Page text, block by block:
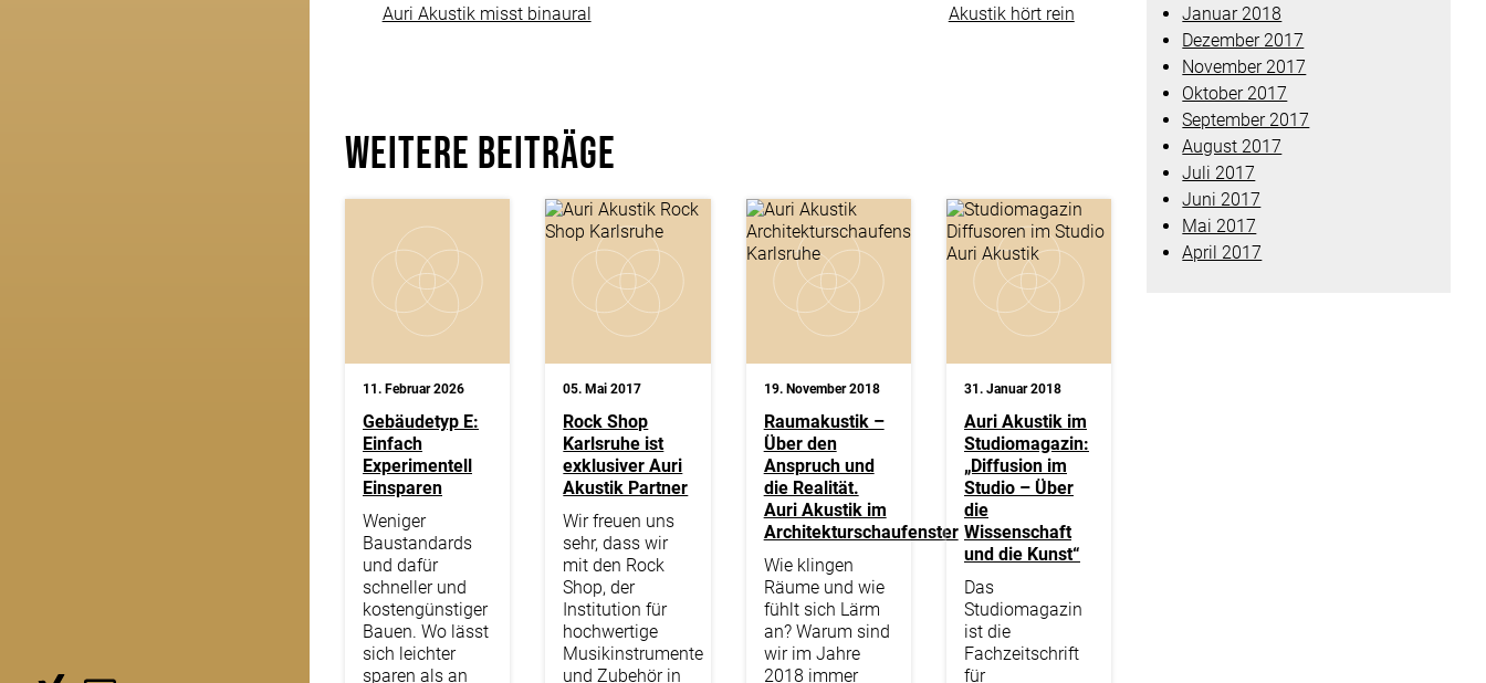
Auri Akustik misst binaural
Akustik hört rein
Weitere Beiträge
11. Februar 2026
Gebäudetyp E:
Einfach
Experimentell
Einsparen
Weniger
Baustandards
und dafür
schneller und
kostengünstiger
Bauen. Wo lässt
sich leichter
sparen als an
05. Mai 2017
Rock Shop
Karlsruhe ist
exklusiver Auri
Akustik Partner
Wir freuen uns
sehr, dass wir
mit den Rock
Shop, der
Institution für
hochwertige
Musikinstrumente
und Zubehör in
19. November 2018
Raumakustik –
Über den
Anspruch und
die Realität.
Auri Akustik im
Architekturschaufenster
Wie klingen
Räume und wie
fühlt sich Lärm
an? Warum sind
wir im Jahre
2018 immer
31. Januar 2018
Auri Akustik im
Studiomagazin:
„Diffusion im
Studio – Über
die
Wissenschaft
und die Kunst“
Das
Studiomagazin
ist die
Fachzeitschrift
für
Januar 2018
Dezember 2017
November 2017
Oktober 2017
September 2017
August 2017
Juli 2017
Juni 2017
Mai 2017
April 2017